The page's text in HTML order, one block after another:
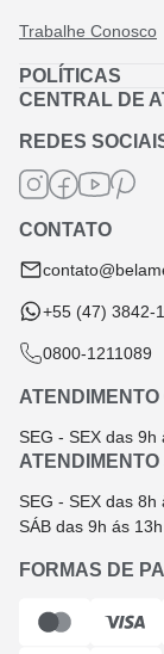
Trabalhe Conosco
POLÍTICAS
Política de
Política de Frete
Termos de Garantia
Termos e Condições
Troca e Devolução
CENTRAL DE
REDES
CONTATO
+55 (47) 3842-
0800-1211089
ATENDIMENTO
SEG - SEX das 9h
ATENDIMENTO
SEG - SEX das 8h
SÁB das 9h ás 13h
FORMAS DE